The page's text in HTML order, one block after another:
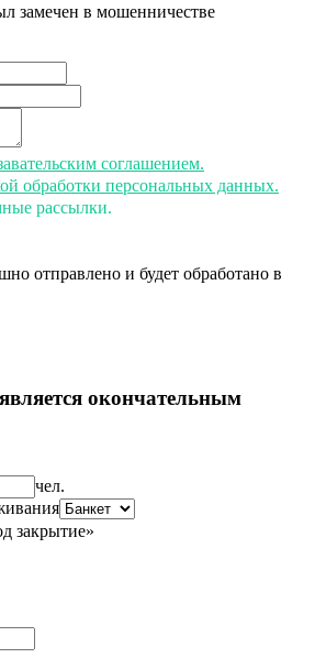
замечен в мошенничестве
соглашением.
обработки персональных данных.
рассылки.
отправлено и будет обработано в
окончательным
чел.
закрытие»